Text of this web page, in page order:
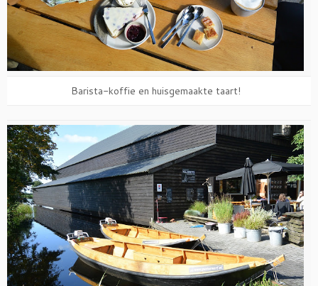
Barista-koffie en huisgemaakte taart!